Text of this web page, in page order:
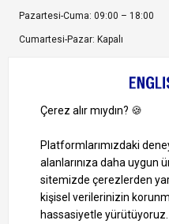
Pazartesi-Cuma: 09:00 – 18:00
Cumartesi-Pazar: Kapalı
Ayrıcalıklardan
1000 TL ve Üzeri